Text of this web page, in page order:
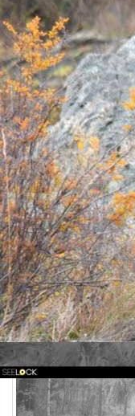
Природа
08.06.2026 11:28 439
Фото:
Андрей Сарапу
Фото:
Андрей Сарапу